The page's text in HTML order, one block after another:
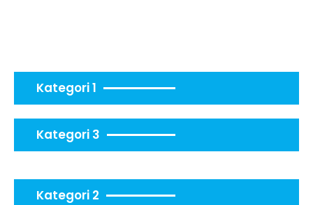
Kategori 1
Kategori 3
Kategori 2